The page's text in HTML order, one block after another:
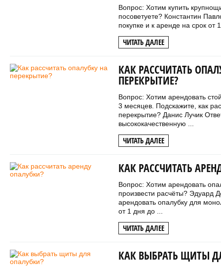
Вопрос: Хотим купить
посоветуете? Константин
покупке и к аренде на срок от
ЧИТАТЬ ДАЛЕЕ
КАК РАССЧИТАТЬ
ПЕРЕКРЫТИЕ?
Вопрос: Хотим арендовать
3 месяцев. Подскажите, как
перекрытие? Данис Лучик
высококачественную ...
ЧИТАТЬ ДАЛЕЕ
КАК РАССЧИТАТЬ
Вопрос: Хотим арендовать
произвести расчёты? Эдуард
арендовать опалубку для
от 1 дня до ...
ЧИТАТЬ ДАЛЕЕ
КАК ВЫБРАТЬ ЩИТЫ